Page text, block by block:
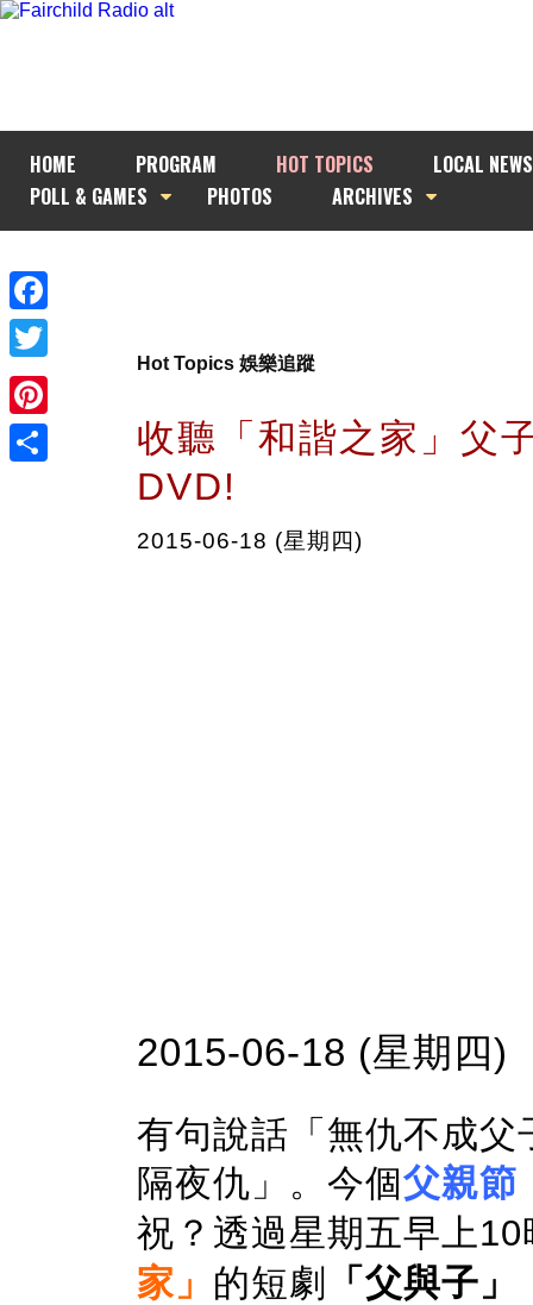
HOME PROGRAM HOT TOPICS
LOCAL NEWS
POLL & GAMES
PHOTOS ARCHIVES
Facebook
Twitter
Pinterest
Hot Topics 娛樂追蹤
收聽「和諧之家」父
DVD!
2015-06-18 (星期四)
2015-06-18 (星期四)
有句說話「無仇不成
隔夜仇」。今個父親節
祝？透過星期五早上
家」 的短劇 「父與子」